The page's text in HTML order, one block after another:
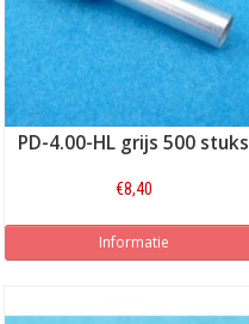
PD-4.00-HL grijs 500 stuks
€8,40
Informatie